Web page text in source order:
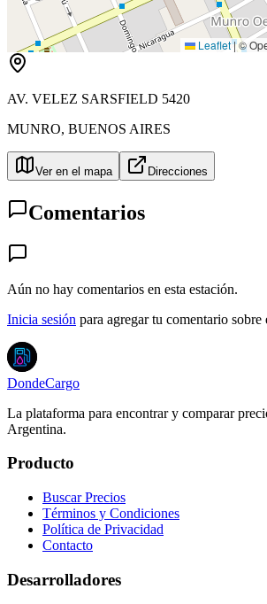
Leaflet|©
AV. VELEZ SARSFIELD 5420
MUNRO, BUENOS AIRES
Ver en el mapa Direcciones
Comentarios
Aún no hay comentarios en esta estación.
Inicia sesión para agregar tu comentario sobre
DondeCargo
La plataforma para encontrar y comparar
Argentina.
Producto
Buscar Precios
Términos y Condiciones
Política de Privacidad
Contacto
Desarrolladores